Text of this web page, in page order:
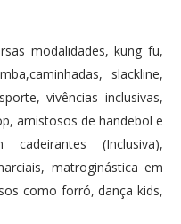
modalidades, kung fu,
slackline,
vivências inclusivas,
amistosos de handebol e
(Inclusiva),
matroginástica em
como forró, dança kids,